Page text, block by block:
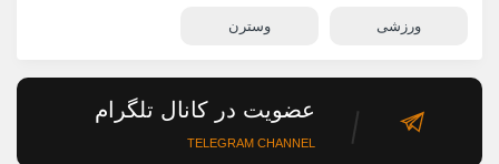
ورزشی وسترن
عضویت در کانال تلگرام
TELEGRAM CHANNEL